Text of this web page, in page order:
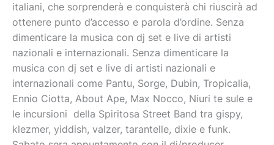
italiani, che sorprenderà e conquisterà chi riuscirà ad
ottenere punto d’accesso e parola d’ordine. Senza
dimenticare la musica con dj set e live di artisti
nazionali e internazionali. Senza dimenticare la
musica con dj set e live di artisti nazionali e
internazionali come Pantu, Sorge, Dubin, Tropicalia,
Ennio Ciotta, About Ape, Max Nocco, Niuri te sule e
le incursioni della Spiritosa Street Band tra gispy,
klezmer, yiddish, valzer, tarantelle, dixie e funk.